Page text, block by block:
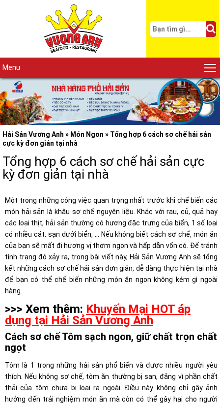
Menu
Hải Sản Vương Anh » Món Ngon » Tổng hợp 6 cách sơ chế hải sản
cực kỳ đơn giản tại nhà
Tổng hợp 6 cách sơ chế hải sản cực
kỳ đơn giản tại nhà
Một trong những công việc quan trọng nhất trước khi chế biến các
món hải sản là khâu sơ chế nguyên liệu. Khác với rau, củ, quả hay
các loại thịt, hải sản thường có hương đặc trưng của biển, 1 số loại
có nhiều cát, sạn dưới biển, … Nếu không biết cách sơ chế, món ăn
của bạn sẽ mất đi hương vị thơm ngon và hấp dẫn vốn có. Để tránh
tình trạng đó xảy ra, trong bài viết này, Hải Sản Vương Anh sẽ tổng
kết những cách sơ chế hải sản đơn giản, dễ dàng thực hiện tại nhà
để bạn có thể chế biến những món ăn ngon không kém gì ngoài
hàng.
>>> Xem thêm: Khuyến Mại HOT áp
dụng tại Hải Sản Vương Anh
Cách sơ chế Tôm sạch ngon, giữ chất trọn chất
ngọt
Tôm là 1 trong những hải sản phổ biến và được nhiều người yêu
thích. Nếu không sơ chế, tôm ăn thường bị sạn, đắng vì phần chất
thải của tôm chưa bị loại ra ngoài. Điều này không chỉ gây ảnh
hưởng đến trải nghiệm món ăn mà còn có thể gây hại cho người